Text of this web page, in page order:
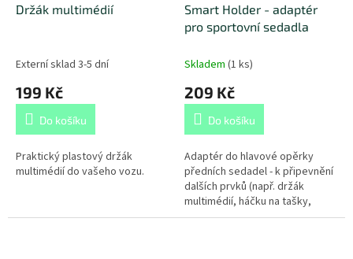
Držák multimédií
Externí sklad 3-5 dní
199 Kč
Do košíku
Praktický plastový držák
multimédií do vašeho vozu.
Smart Holder - adaptér
pro sportovní sedadla
Skladem (1 ks)
209 Kč
Do košíku
Adaptér do hlavové opěrky
předních sedadel - k připevnění
dalších prvků (např. držák
multimédií, háčku na tašky,
ramínko na sako...) Omezení: